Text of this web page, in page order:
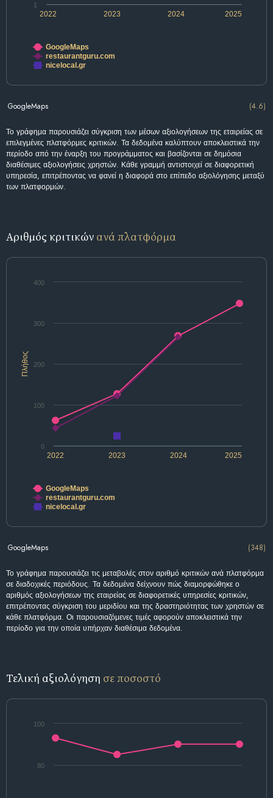
2022 2024
2023 2025
1
GoogleMaps
restaurantguru.com
nicelocal.gr
GoogleMaps (4.6)
Το γράφημα παρουσιάζει σύγκριση των μέσων αξιολογήσεων της εταιρείας σε
επιλεγμένες πλατφόρμες κριτικών. Τα δεδομένα καλύπτουν αποκλειστικά την
περίοδο από την έναρξη του προγράμματος και βασίζονται σε δημόσια
διαθέσιμες αξιολογήσεις χρηστών. Κάθε γραμμή αντιστοιχεί σε διαφορετική
υπηρεσία, επιτρέποντας να φανεί η διαφορά στο επίπεδο αξιολόγησης μεταξύ
των πλατφορμών.
Αριθμός κριτικών ανά πλατφόρμα
Πλήθος
2022 2024
2023 2025
0
100
200
300
400
GoogleMaps
restaurantguru.com
nicelocal.gr
GoogleMaps (348)
Το γράφημα παρουσιάζει τις μεταβολές στον αριθμό κριτικών ανά πλατφόρμα
σε διαδοχικές περιόδους. Τα δεδομένα δείχνουν πώς διαμορφώθηκε ο
αριθμός αξιολογήσεων της εταιρείας σε διαφορετικές υπηρεσίες κριτικών,
επιτρέποντας σύγκριση του μεριδίου και της δραστηριότητας των χρηστών σε
κάθε πλατφόρμα. Οι παρουσιαζόμενες τιμές αφορούν αποκλειστικά την
περίοδο για την οποία υπήρχαν διαθέσιμα δεδομένα.
Τελική αξιολόγηση σε ποσοστό
80
100